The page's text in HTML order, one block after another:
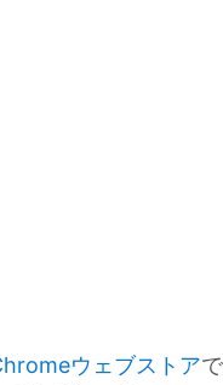
ウェブストア